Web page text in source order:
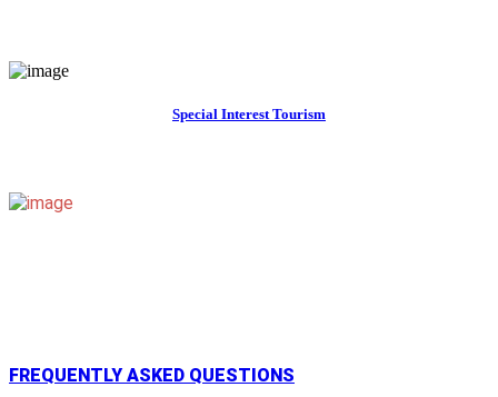
Special Interest Tourism
FREQUENTLY ASKED QUESTIONS